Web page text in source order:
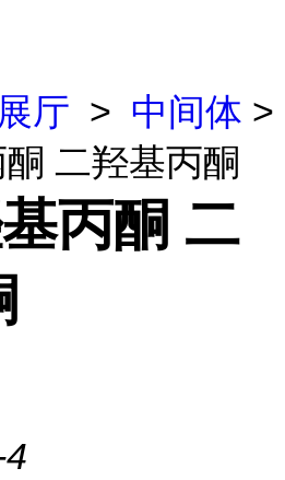
厅 > 中间体 >
二羟基丙酮
丙酮 二